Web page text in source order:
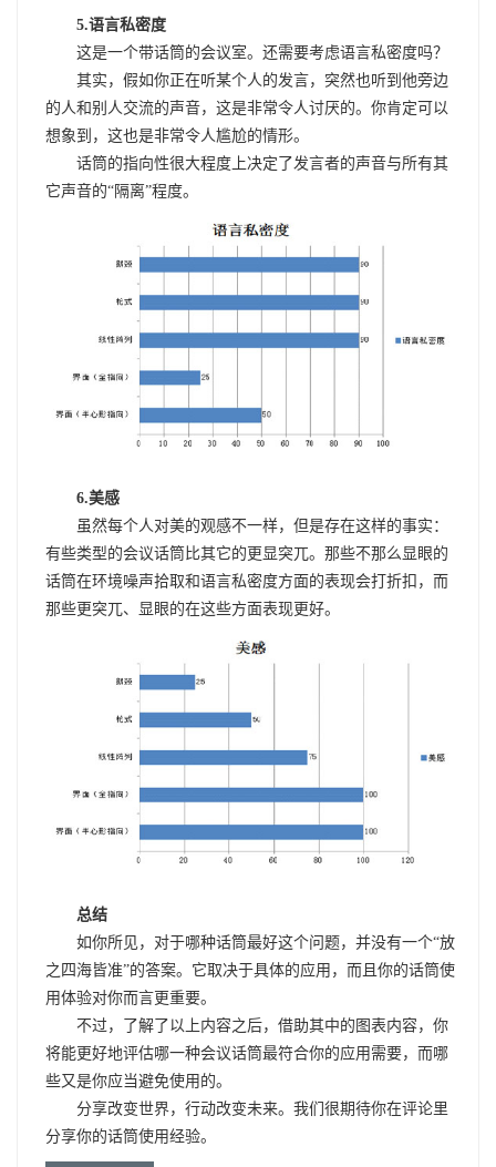
5.语言私密度
这是一个带话筒的会议室。还需要考虑语言私密度吗？
其实，假如你正在听某个人的发言，突然也听到他旁边
的人和别人交流的声音，这是非常令人讨厌的。你肯定可以
想象到，这也是非常令人尴尬的情形。
话筒的指向性很大程度上决定了发言者的声音与所有其
它声音的“隔离”程度。
6.美感
虽然每个人对美的观感不一样，但是存在这样的事实：
有些类型的会议话筒比其它的更显突兀。那些不那么显眼的
话筒在环境噪声拾取和语言私密度方面的表现会打折扣，而
那些更突兀、显眼的在这些方面表现更好。
总结
如你所见，对于哪种话筒最好这个问题，并没有一个“放
之四海皆准”的答案。它取决于具体的应用，而且你的话筒使
用体验对你而言更重要。
不过，了解了以上内容之后，借助其中的图表内容，你
将能更好地评估哪一种会议话筒最符合你的应用需要，而哪
些又是你应当避免使用的。
分享改变世界，行动改变未来。我们很期待你在评论里
分享你的话筒使用经验。